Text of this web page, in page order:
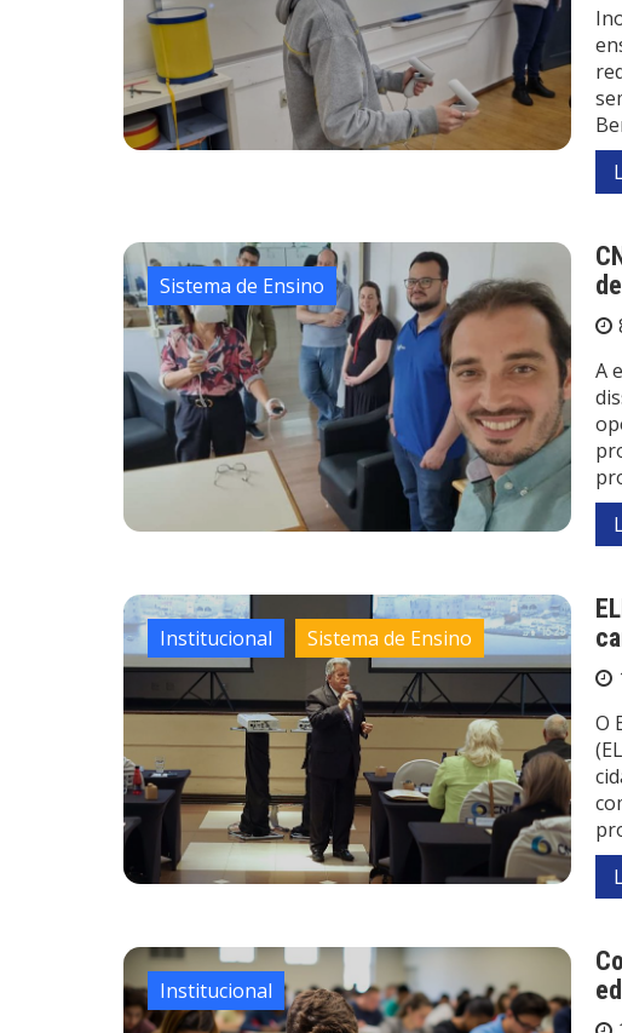
Sistema de Ensino
A
Institucional Sistema de Ensino
O
Institucional